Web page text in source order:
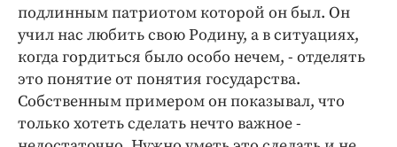
подлинным патриотом которой он был. Он
учил нас любить свою Родину, а в ситуациях,
когда гордиться было особо нечем, - отделять
это понятие от понятия государства.
Собственным примером он показывал, что
только хотеть сделать нечто важное -